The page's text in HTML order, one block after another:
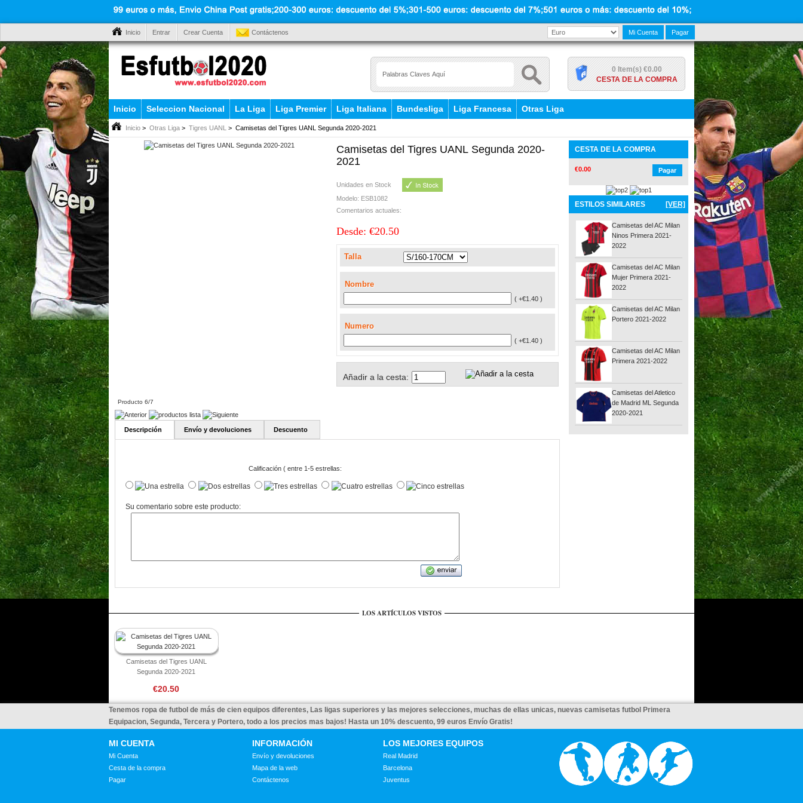
Inicio Entrar Crear Cuenta Contáctenos Pagar
Mi Cuenta
0 Item(s) €0.00
CESTA DE LA COMPRA
Inicio Seleccion Nacional La Liga Liga Premier Liga Italiana Bundesliga Liga Francesa Otras Liga
Inicio > Otras Liga > Tigres UANL > Camisetas del Tigres UANL Segunda 2020-2021
Camisetas del Tigres UANL Segunda 2020-
2021
Unidades en Stock
Modelo: ESB1082
Comentarios actuales:
Desde: €20.50
Talla
Nombre
( +€1.40 )
Numero
( +€1.40 )
Añadir a la cesta:
Producto 6/7
Descripción Envío y devoluciones Descuento
Calificación ( entre 1-5 estrellas:
Su comentario sobre este producto:
CESTA DE LA COMPRA
€0.00 Pagar
ESTILOS SIMILARES [VER]
Camisetas del AC Milan
Ninos Primera 2021-
2022
Camisetas del AC Milan
Mujer Primera 2021-
2022
Camisetas del AC Milan
Portero 2021-2022
Camisetas del AC Milan
Primera 2021-2022
Camisetas del Atletico
de Madrid ML Segunda
2020-2021
LOS ARTÍCULOS VISTOS
Camisetas del Tigres UANL
Segunda 2020-2021
€20.50
Tenemos ropa de futbol de más de cien equipos diferentes, Las ligas superiores y las mejores selecciones, muchas de ellas unicas, nuevas camisetas futbol Primera
Equipacion, Segunda, Tercera y Portero, todo a los precios mas bajos! Hasta un 10% descuento, 99 euros Envío Gratis!
MI CUENTA
Mi Cuenta
Cesta de la compra
Pagar
INFORMACIÓN
Envío y devoluciones
Mapa de la web
Contáctenos
LOS MEJORES EQUIPOS
Real Madrid
Barcelona
Juventus